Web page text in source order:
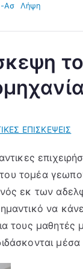
Ασ
Λήψη
ΕΠΙΣΚΕΨΕΙΣ
τομέα
εκ των
να
τους μαθητές